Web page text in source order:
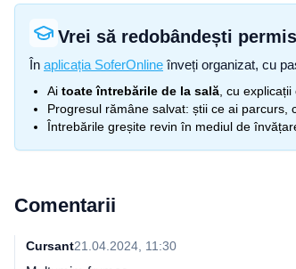
Vrei să redobândești
În aplicația SoferOnline înveți organizat, cu
Ai toate întrebările de la sală , cu explicații
Progresul rămâne salvat: știi ce ai parcurs,
Întrebările greșite revin în mediul de
Comentarii
Cursant21.04.2024, 11:30